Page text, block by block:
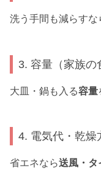
洗う手間も減らすな
3. 容量（家族の
大皿・鍋も入る容量
4. 電気代・乾燥
省エネなら送風・タ